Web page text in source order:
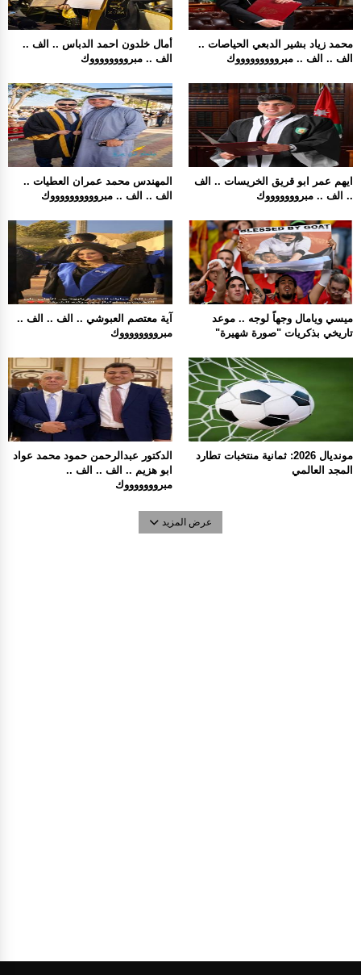
أمال خلدون احمد الدباس .. الف ..
الف .. مبرووووووووك
محمد زياد بشير الدبعي الحياصات ..
الف .. الف .. مبروووووووووك
المهندس محمد عمران العطيات ..
الف .. الف .. مبرووووووووووك
ايهم عمر ابو قريق الخريسات .. الف
.. الف .. مبروووووووك
آية معتصم العبوشي .. الف .. الف ..
مبرووووووووك
ميسي ويامال وجهاً لوجه .. موعد
تاريخي بذكريات "صورة شهيرة"
الدكتور عبدالرحمن حمود محمد عواد
ابو هزيم .. الف .. الف ..
مبروووووووك
مونديال 2026: ثمانية منتخبات تطارد
المجد العالمي
عرض المزيد